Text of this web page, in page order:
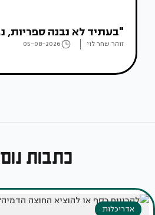
"בעתיד לא נבנה ספריות,
זוהר שחר לוי 05-08-2026
כתבות
אדריכלות